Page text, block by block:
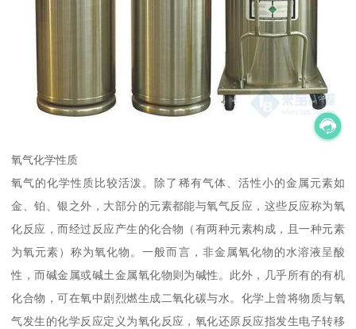
氧气化学性质
氧气的化学性质比较活泼。除了稀有气体、活性小的金属元素如
金、铂、银之外，大部分的元素都能与氧气反应，这些反应称为氧
化反应，而经过反应产生的化合物（有两种元素构成，且一种元素
为氧元素）称为氧化物。一般而言，非金属氧化物的水溶液呈酸
性，而碱金属或碱土金属氧化物则为碱性。此外，几乎所有的有机
化合物，可在氧中剧烈燃生成二氧化碳与水。化学上曾将物质与氧
气发生的化学反应定义为氧化反应，氧化还原反应指发生电子转移